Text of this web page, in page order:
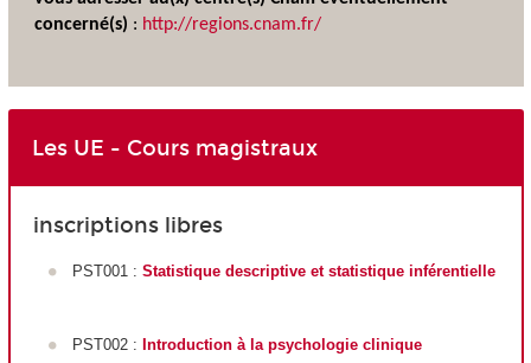
concerné(s) : http://regions.cnam.fr/
Les UE - Cours magistraux
inscriptions libres
PST001 : Statistique descriptive et statistique inférentielle
PST002 : Introduction à la psychologie clinique